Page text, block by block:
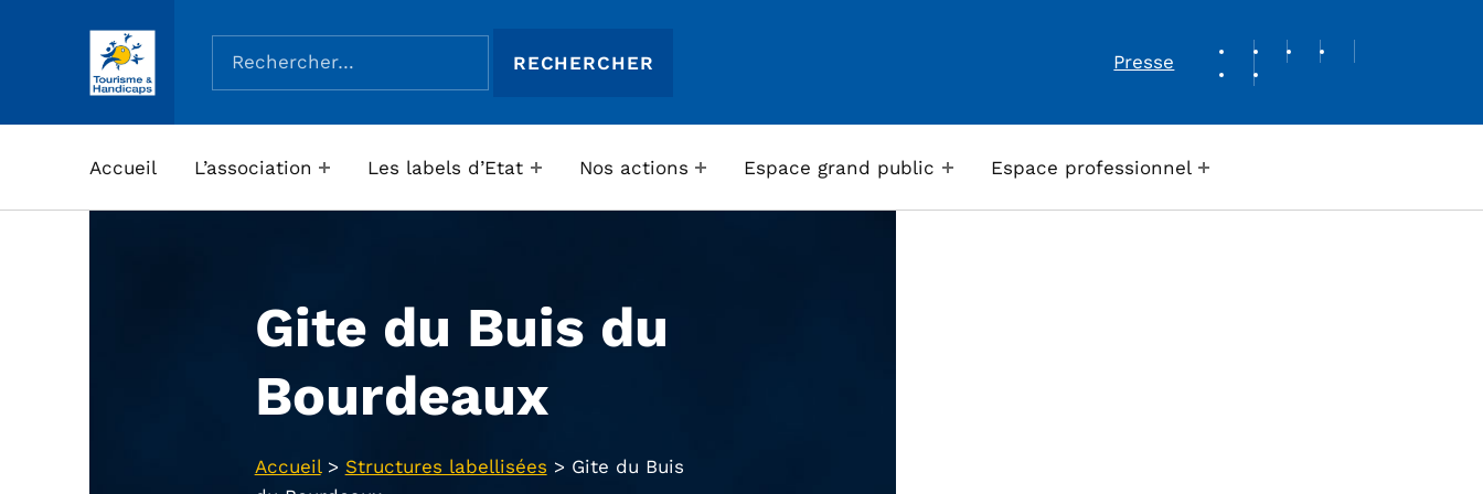
ASSOCIATION TOURISME ET HANDICAPS
Rechercher :
Presse
REVUE DE PRESSE
Accueil L’association Les labels d’Etat Nos actions Espace grand public Espace professionnel
Gite du Buis du
Bourdeaux
Accueil> Structures labellisées > Gite du Buis